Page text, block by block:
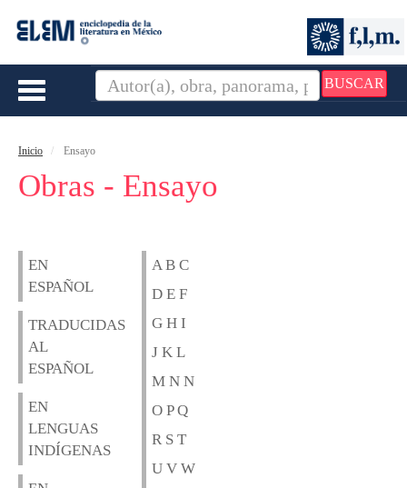
BUSCAR
Toggle
Inicio Ensayo
Obras - Ensayo
EN
ESPAÑOL
TRADUCIDAS
AL
ESPAÑOL
EN
LENGUAS
INDÍGENAS
A B C
D E F
G H I
J K L
M N N
O P Q
R S T
U V W